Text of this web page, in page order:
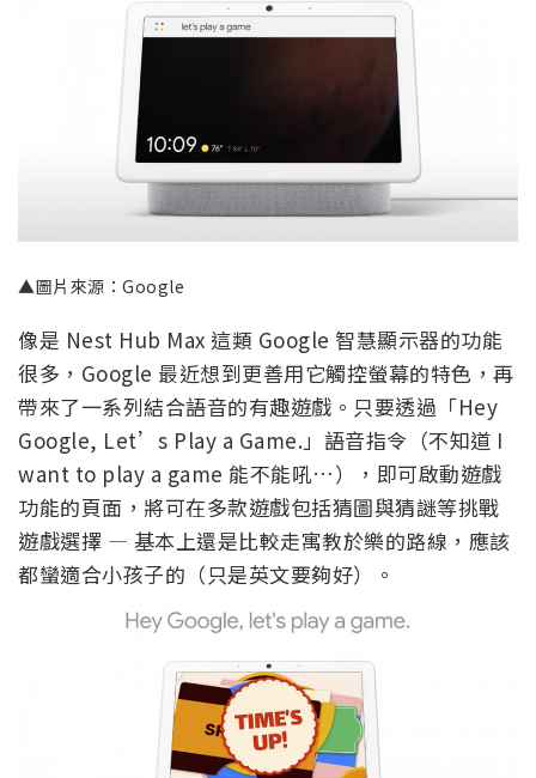
▲圖片來源：Google
像是 Nest Hub Max 這類 Google 智慧顯示器的功能
很多，Google 最近想到更善用它觸控螢幕的特色，再
帶來了一系列結合語音的有趣遊戲。只要透過「Hey
Google, Let’s Play a Game.」語音指令（不知道 I
want to play a game 能不能吼…），即可啟動遊戲
功能的頁面，將可在多款遊戲包括猜圖與猜謎等挑戰
遊戲選擇 — 基本上還是比較走寓教於樂的路線，應該
都蠻適合小孩子的（只是英文要夠好）。